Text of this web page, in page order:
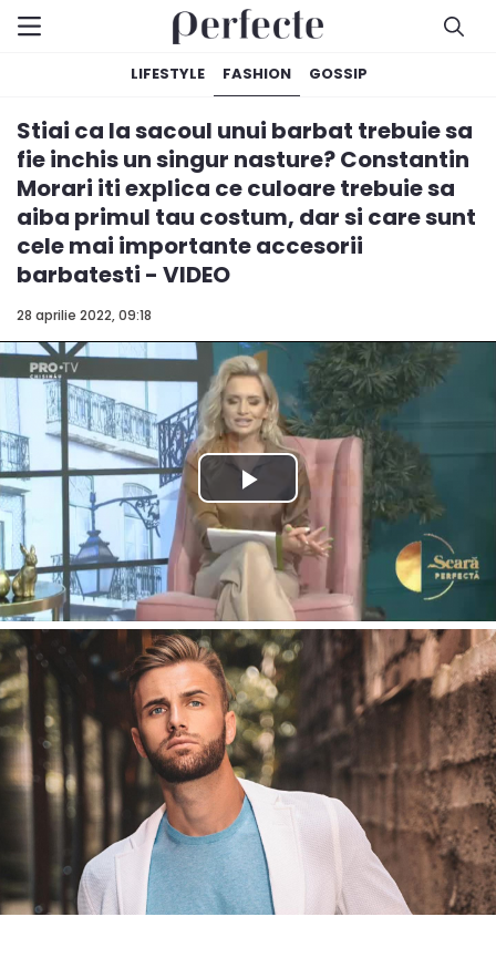
LIFESTYLE FASHION GOSSIP
28 aprilie 2022, 09:18
Stiai ca la sacoul unui barbat trebuie sa
fie inchis un singur nasture? Constantin
Morari iti explica ce culoare trebuie sa
aiba primul tau costum, dar si care sunt
cele mai importante accesorii
barbatesti - VIDEO